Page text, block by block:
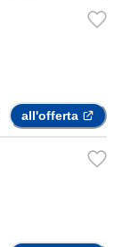
all'offerta